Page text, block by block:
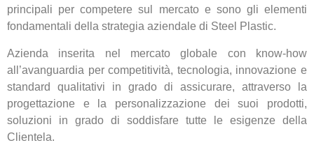
principali per competere sul mercato e sono gli elementi
fondamentali della strategia aziendale di Steel Plastic.
Azienda inserita nel mercato globale con know-how
all’avanguardia per competitività, tecnologia, innovazione e
standard qualitativi in grado di assicurare, attraverso la
progettazione e la personalizzazione dei suoi prodotti,
soluzioni in grado di soddisfare tutte le esigenze della
Clientela.